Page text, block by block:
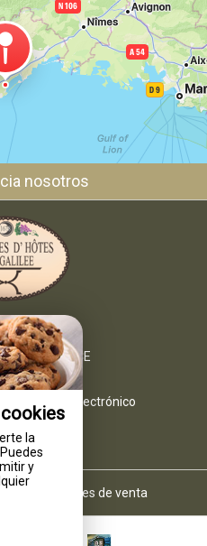
la
y
nosotros
Galilée
- FRANCE
por correo electrónico
generales de venta